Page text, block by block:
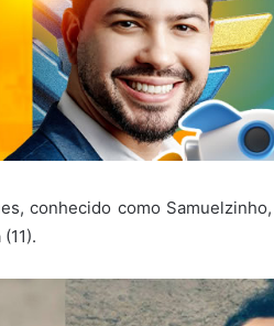
conhecido como